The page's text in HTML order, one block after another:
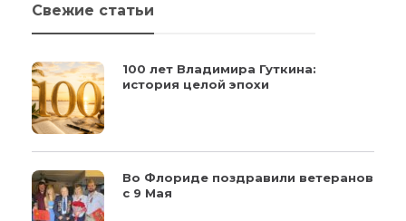
Свежие статьи
100 лет Владимира Гуткина:
история целой эпохи
Во Флориде поздравили ветеранов
с 9 Мая